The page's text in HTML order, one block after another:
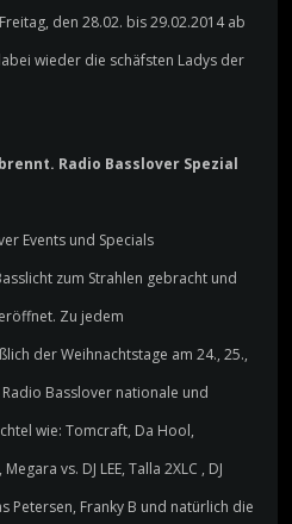
den 28.02. bis 29.02.2014 ab
wieder die schäfsten Ladys der
Radio Basslover Spezial
Events und Specials
zum Strahlen gebracht und
Zu jedem
der Weihnachtstage am 24., 25.,
Basslover nationale und
wie: Tomcraft, Da Hool,
vs. DJ LEE, Talla 2XLC , DJ
Petersen, Franky B und natürlich die